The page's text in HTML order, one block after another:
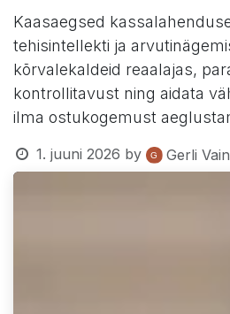
Kaasaegsed
tehisintellekti ja
kõrvalekaldeid reaalajas,
kontrollitavust ning aidata
ilma ostukogemust
1. juuni 2026 by Gerli